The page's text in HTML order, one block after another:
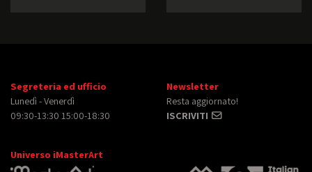
Segreteria ed ufficio
Lunedì - Venerdì
09:30-13:30 15:00-18:30
Newsletter
Resta aggiornato!
ISCRIVITI
Universo iMasterArt